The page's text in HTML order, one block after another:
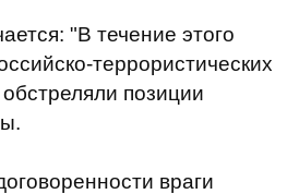
"В течение этого
террористических
позиции
враги